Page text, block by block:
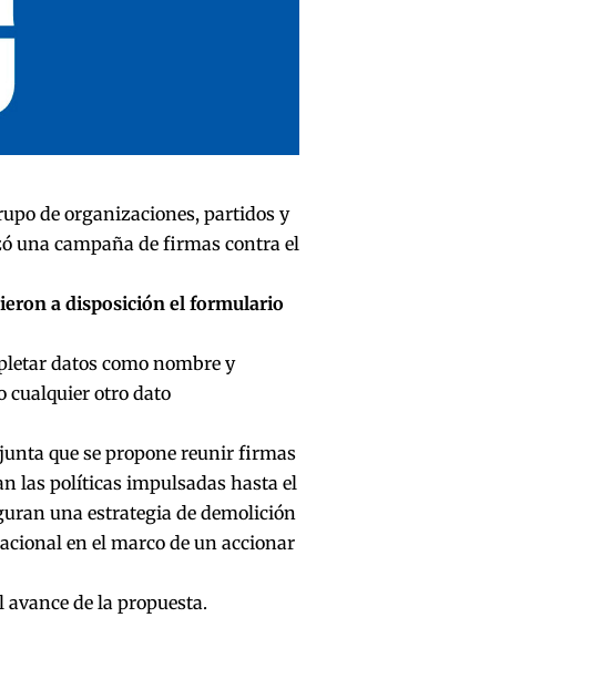
de organizaciones, partidos y
una campaña de firmas contra el
a disposición el formulario
datos como nombre y
cualquier otro dato
que se propone reunir firmas
las políticas impulsadas hasta el
una estrategia de demolición
en el marco de un accionar
de la propuesta.